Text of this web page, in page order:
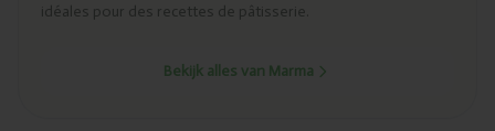
idéales pour des recettes de pâtisserie.
Bekijk alles van Marma